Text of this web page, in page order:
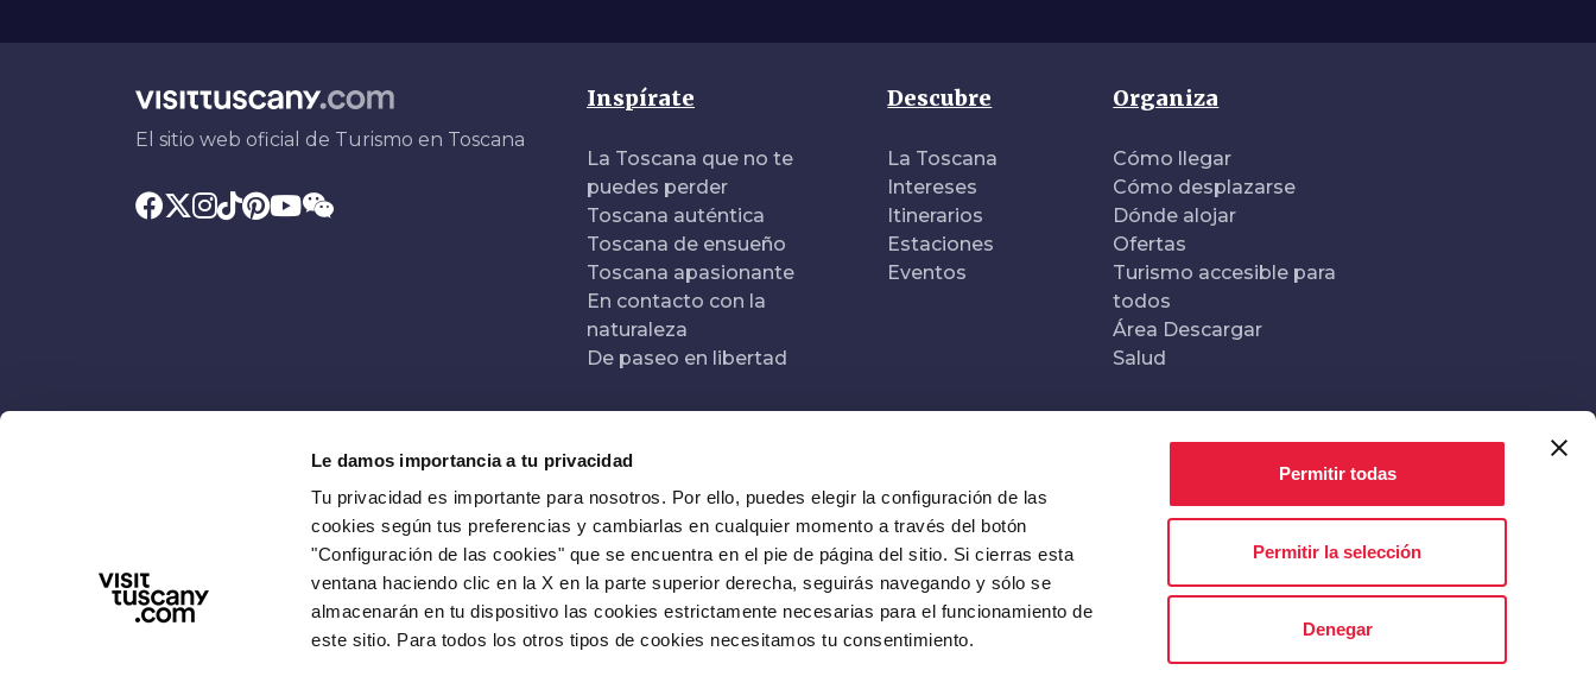
Le damos importancia a tu privacidad
Tu privacidad es importante para nosotros. Por ello, puedes elegir la configuración de las
cookies según tus preferencias y cambiarlas en cualquier momento a través del botón
"Configuración de las cookies" que se encuentra en el pie de página del sitio. Si cierras esta
ventana haciendo clic en la X en la parte superior derecha, seguirás navegando y sólo se
almacenarán en tu dispositivo las cookies estrictamente necesarias para el funcionamiento de
este sitio. Para todos los otros tipos de cookies necesitamos tu consentimiento.
Permitir todas
Permitir la selección
Denegar
El sitio web oficial de Turismo en Toscana
Inspírate
La Toscana que no te
puedes perder
Toscana auténtica
Toscana de ensueño
Toscana apasionante
En contacto con la
naturaleza
De paseo en libertad
Descubre
La Toscana
Intereses
Itinerarios
Estaciones
Eventos
Organiza
Cómo llegar
Cómo desplazarse
Dónde alojar
Ofertas
Turismo accesible para
todos
Área Descargar
Salud
Con el aporte de la